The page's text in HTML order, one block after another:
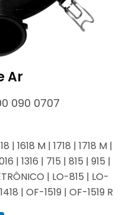
Ar
090 0707
| 1618 M | 1718 | 1718 M |
| 1316 | 715 | 815 | 915 |
| LO-815 | LO-
| OF-1519 | OF-1519 R